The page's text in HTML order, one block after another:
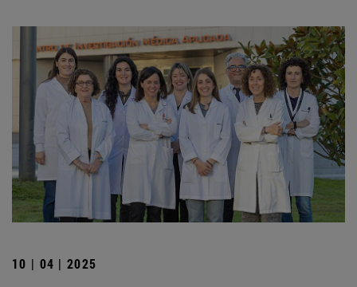
10 | 04 | 2025